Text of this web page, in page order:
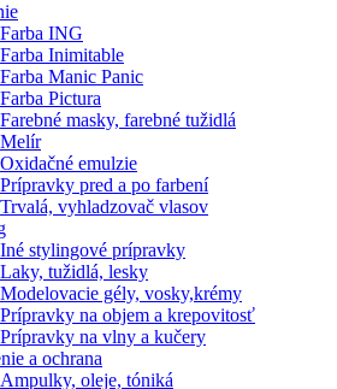
Farba ING
Farba Inimitable
Farba Manic Panic
Farba Pictura
Farebné masky, farebné tužidlá
Melír
Oxidačné emulzie
Prípravky pred a po farbení
Trvalá, vyhladzovač vlasov
Iné stylingové prípravky
Laky, tužidlá, lesky
Modelovacie gély, vosky,krémy
Prípravky na objem a krepovitosť
Prípravky na vlny a kučery
a ochrana
Ampulky, oleje, tóniká